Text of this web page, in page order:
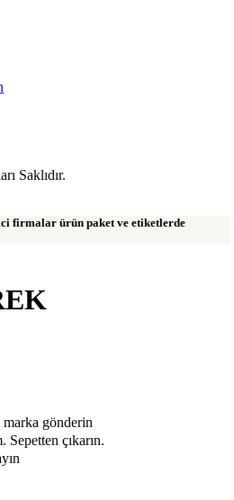
Saklıdır.
firmalar ürün paket ve etiketlerde
gönderin
çıkarın.